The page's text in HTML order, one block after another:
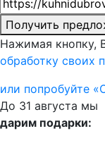
Получить
Нажимая кнопку,
обработку своих
или попробуйте
До 31 августа мы
дарим подарки: